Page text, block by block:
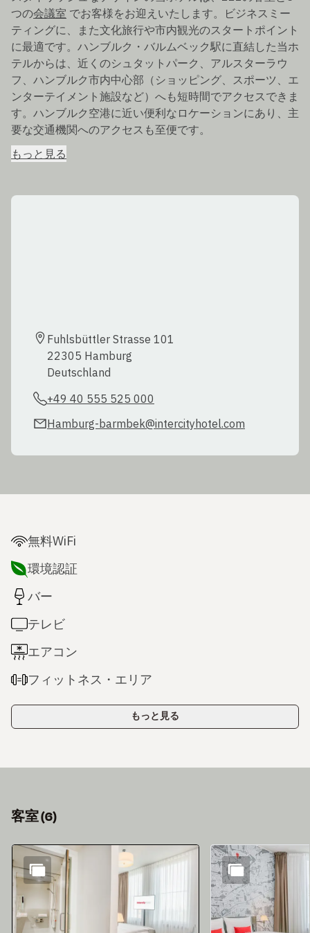
つの会議室 でお客様をお迎えいたします。ビジネスミー
ティングに、また文化旅行や市内観光のスタートポイント
に最適です。ハンブルク・バルムベック駅に直結した当ホ
テルからは、近くのシュタットパーク、アルスターラウ
フ、ハンブルク市内中心部（ショッピング、スポーツ、エ
ンターテイメント施設など）へも短時間でアクセスできま
す。ハンブルク空港に近い便利なロケーションにあり、主
要な交通機関へのアクセスも至便です。
もっと見る
Fuhlsbüttler Strasse 101
22305 Hamburg
Deutschland
+49 40 555 525 000
Hamburg-barmbek@intercityhotel.com
無料WiFi
環境認証
バー
テレビ
エアコン
フィットネス・エリア
もっと見る
客室(6)
スライド1 6